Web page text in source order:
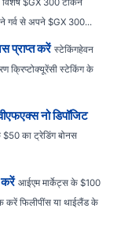
विशेष $GX 300 टोकन
ने गर्व से अपने $GX 300...
प्राप्त करें स्टेकिंगहेवन
क्रिप्टोक्यूरेंसी स्टेकिंग के
नो डिपॉजिट
$50 का ट्रेडिंग बोनस
करें आईएम मार्केट्स के $100
करें फिलीपींस या थाईलैंड के